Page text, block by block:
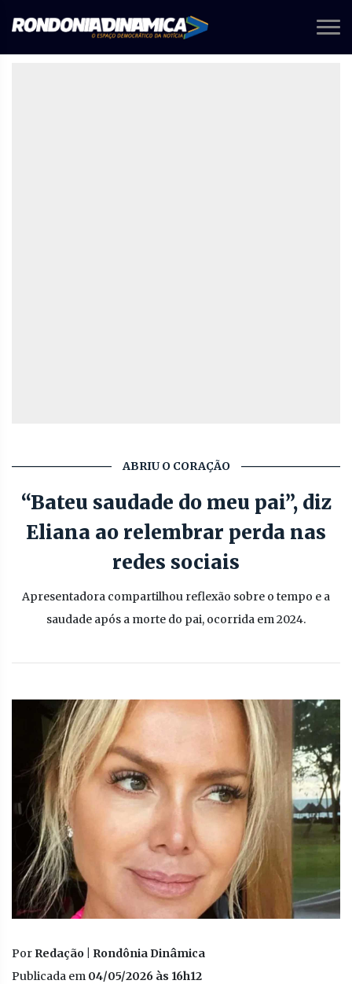
ABRIU O CORAÇÃO
“Bateu saudade do meu pai”, diz
Eliana ao relembrar perda nas
redes sociais
Apresentadora compartilhou reflexão sobre o tempo e a
saudade após a morte do pai, ocorrida em 2024.
Por Redação | Rondônia Dinâmica
Publicada em 04/05/2026 às 16h12